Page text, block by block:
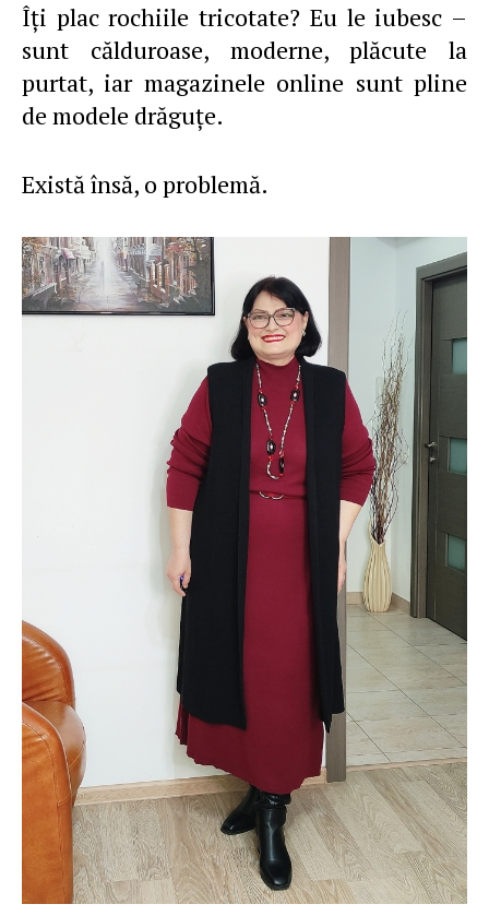
Îţi plac rochiile tricotate? Eu le iubesc –
sunt călduroase, moderne, plăcute la
purtat, iar magazinele online sunt pline
de modele drăguţe.
Există însă, o problemă.